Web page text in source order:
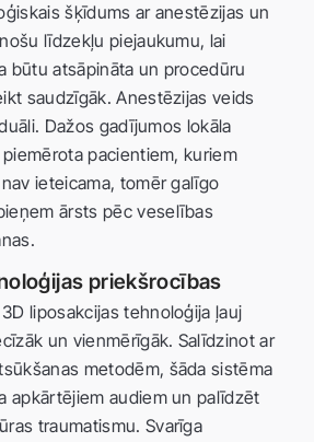
šķīdums ar anestēzijas un
līdzekļu piejaukumu, lai
būtu atsāpināta un procedūru
saudzīgāk. Anestēzijas veids
Dažos gadījumos lokāla
pacientiem, kuriem
ieteicama, tomēr galīgo
ārsts pēc veselības
priekšrocības
liposakcijas tehnoloģija ļauj
un vienmērīgāk. Salīdzinot ar
metodēm, šāda sistēma
apkārtējiem audiem un palīdzēt
traumatismu. Svarīga